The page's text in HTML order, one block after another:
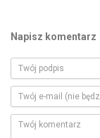
Napisz komentarz